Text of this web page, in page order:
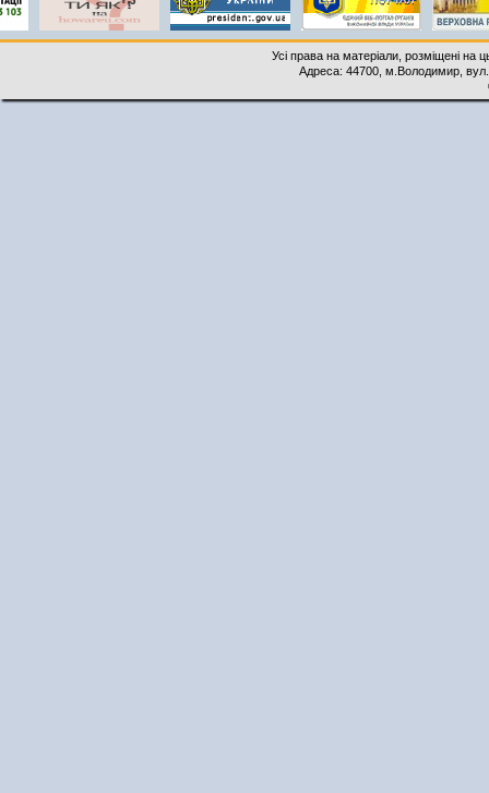
Усі права на матеріали, розміщені на
Адреса: 44700, м.Володимир,